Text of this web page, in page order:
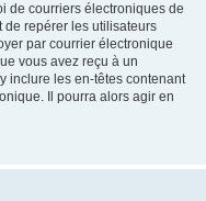
de courriers électroniques de
de repérer les utilisateurs
par courrier électronique
vous avez reçu à un
inclure les en-têtes contenant
Il pourra alors agir en